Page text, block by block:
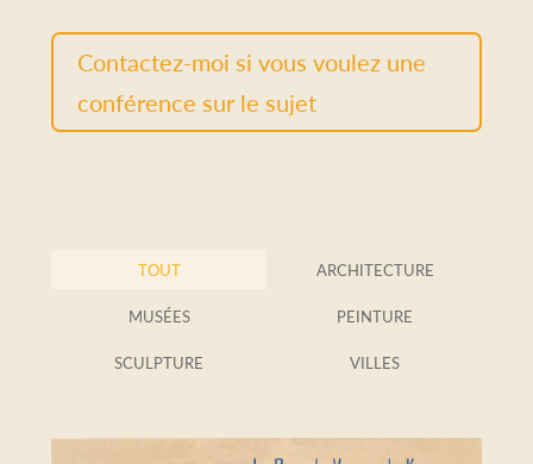
Contactez-moi si vous voulez une
conférence sur le sujet
TOUT ARCHITECTURE
MUSÉES PEINTURE
SCULPTURE VILLES